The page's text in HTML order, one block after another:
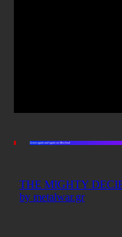
Listen again and again on Mixcloud